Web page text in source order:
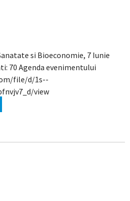
si Bioeconomie, 7 Iunie
70 Agenda evenimentului
file/d/1s--
view